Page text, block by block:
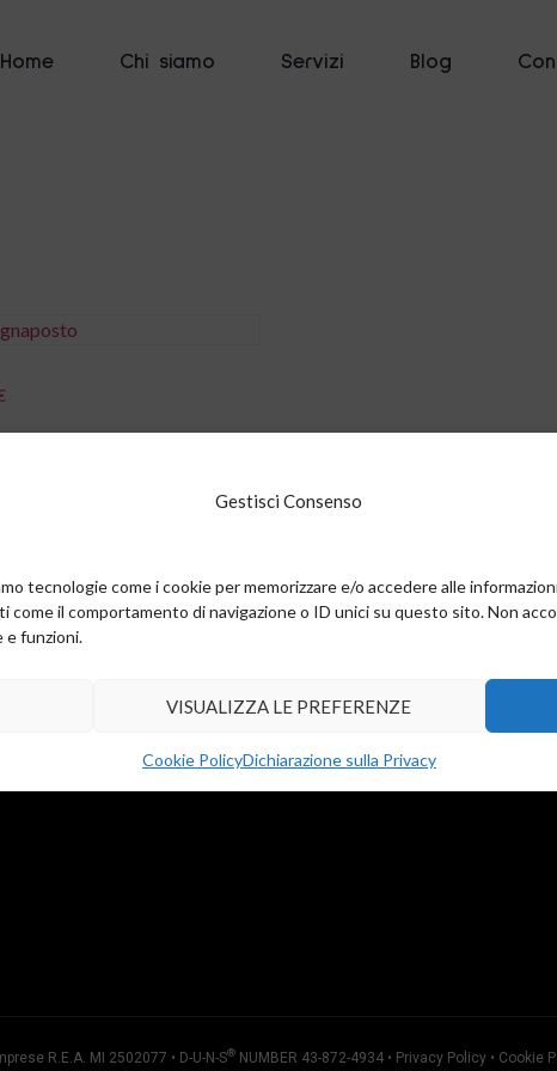
Gestisci Consenso
tecnologie come i cookie per memorizzare e/o accedere alle
il comportamento di navigazione o ID unici su questo sito. Non
e funzioni.
VISUALIZZA LE PREFERENZE
Cookie PolicyDichiarazione sulla Privacy
Home Chi siamo Servizi Blog
R.E.A. MI 2502077 • D-U-N-S®NUMBER 43-872-4934 • Privacy Policy• Cookie